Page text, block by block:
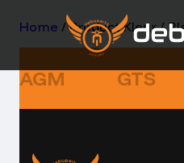
Home / Product Kleur /
AGM GTS